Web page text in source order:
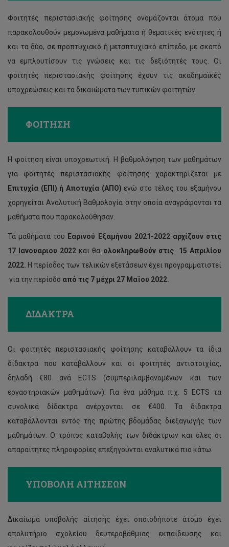
Φοιτητές περιστασιακής φοίτησης ονομάζονται άτομα που
παρακολουθούν μεμονωμένα μαθήματα ή θεματικές ενότητες ή
και τα δύο, σε προπτυχιακό ή μεταπτυχιακό επίπεδο, με σκοπό
να εμπλουτίσουν τις γνώσεις και τις δεξιότητές τους. Οι
φοιτητές περιστασιακής φοίτησης έχουν τις ακαδημαϊκές
υποχρεώσεις και τα δικαιώματα των τυπικών φοιτητών.
ΦΟΙΤΗΣΗ
Η φοίτηση είναι υποχρεωτική. Η βαθμολόγηση των μαθημάτων
για φοιτητές περιστασιακής φοίτησης χαρακτηρίζεται με
Επιτυχία (ΕΠΙ) ή Αποτυχία (ΑΠΟ) ενώ στο τέλος του εξαμήνου
χορηγείται Αναλυτική Βαθμολογία στην οποία αναγράφονται τα
μαθήματα που παρακολούθησαν.
Τα μαθήματα του Εαρινού Εξαμήνου 2021-2022 αρχίζουν στις
17 Ιανουαριου 2022 και θα ολοκληρωθούν στις 15 Απριλίου
2022. Η περίοδος των τελικών εξετάσεων έχει προγραμματιστεί
για την περίοδο από τις 7 μέχρι 27 Μαϊου 2022.
ΔΙΔΑΚΤΡΑ
Οι φοιτητές περιστασιακής φοίτησης καταβάλλουν τα ίδια
δίδακτρα που καταβάλλουν και οι φοιτητές αντιστοιχίας,
δηλαδή €80 ανά ECTS (συμπεριλαμβανομένων και των
εργαστηριακών μαθημάτων). Για ένα μάθημα π.χ. 5 ECTS τα
συνολικά δίδακτρα ανέρχονται σε €400. Τα δίδακτρα
καταβάλλονται εντός της πρώτης βδομάδας διεξαγωγής των
μαθημάτων. Ο τρόπος καταβολής των διδάκτρων και όλες οι
απαραίτητες πληροφορίες επεξηγούνται αναλυτικά πιο κάτω.
ΥΠΟΒΟΛΗ ΑΙΤΗΣΕΩΝ
Δικαίωμα υποβολής αίτησης έχει οποιοδήποτε άτομο έχει
απολυτήριο σχολείου δευτεροβάθμιας εκπαίδευσης και